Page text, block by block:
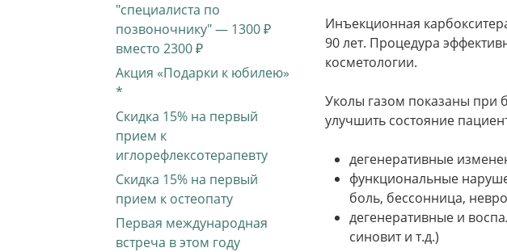
"специалиста по
позвоночнику" — 1300 ₽
вместо 2300 ₽
Акция «Подарки к юбилею»
*
Скидка 15% на первый
прием к
иглорефлексотерапевту
Скидка 15% на первый
прием к остеопату
Первая международная
встреча в этом году
Инъекционная
90 лет. Процедура
косметологии.
Уколы газом показаны при
улучшить состояние
дегенеративные
функциональные
боль, бессонница,
дегенеративные и
синовит и т.д.)